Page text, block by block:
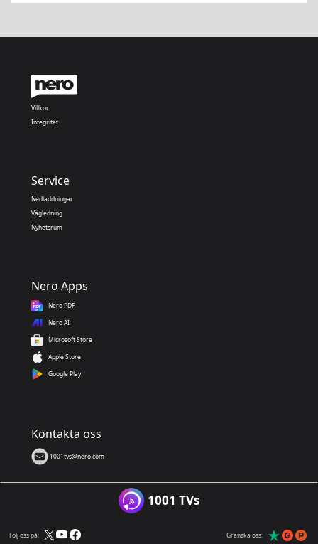
Villkor
Integritet
Service
Nedladdningar
Vägledning
Nyhetsrum
Nero Apps
Nero PDF
Nero AI
Microsoft Store
Apple Store
Google Play
Kontakta oss
1001tvs@nero.com
1001 TVs
Följ oss på: Granska oss: